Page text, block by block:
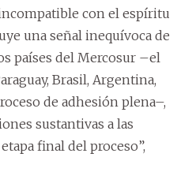
con el espíritu
una señal inequívoca de
países del Mercosur –el
Brasil, Argentina,
de adhesión plena–,
sustantivas a las
final del proceso”,